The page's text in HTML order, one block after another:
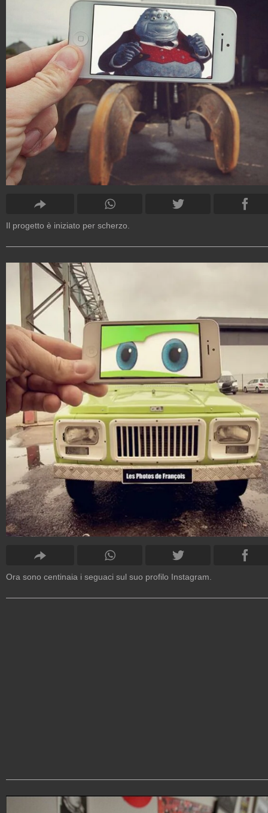
Il progetto è iniziato per scherzo.
Ora sono centinaia i seguaci sul suo profilo Instagram.